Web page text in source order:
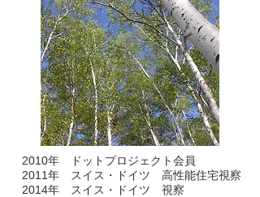
2010年 ドットプロジェクト会員
2011年 スイス・ドイツ 高性能住宅視察
2014年 スイス・ドイツ 視察